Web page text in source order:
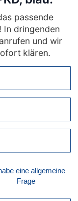
passende
In dringenden
und wir
klären.
eine allgemeine
Frage